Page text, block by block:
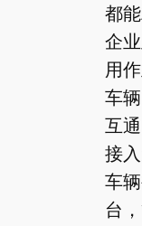
都
企
用
车
互
接
车
台